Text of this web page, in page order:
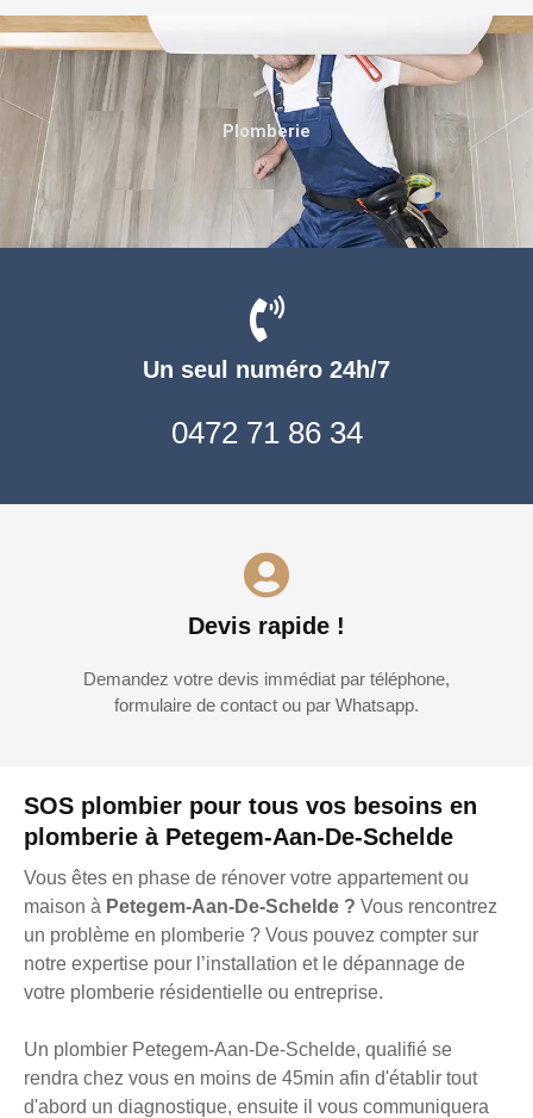
SOS plombier pour tous vos besoins en
plomberie à Petegem-Aan-De-Schelde
Vous êtes en phase de rénover votre appartement ou
maison à Petegem-Aan-De-Schelde ? Vous rencontrez
un problème en plomberie ? Vous pouvez compter sur
notre expertise pour l’installation et le dépannage de
votre plomberie résidentielle ou entreprise.
Un plombier Petegem-Aan-De-Schelde, qualifié se
rendra chez vous en moins de 45min afin d'établir tout
d'abord un diagnostique, ensuite il vous communiquera
Un seul numéro 24h/7
0472 71 86 34
Devis rapide !
Demandez votre devis immédiat par téléphone,
formulaire de contact ou par Whatsapp.
Plomberie